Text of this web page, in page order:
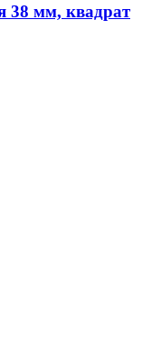
38 мм, квадрат